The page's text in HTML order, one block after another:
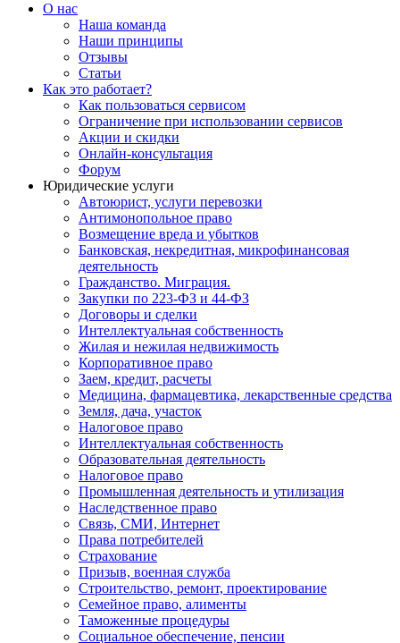
О нас
Наша команда
Наши принципы
Отзывы
Статьи
Как это работает?
Как пользоваться сервисом
Ограничение при использовании сервисов
Акции и скидки
Онлайн-консультация
Форум
Юридические услуги
Автоюрист, услуги перевозки
Антимонопольное право
Возмещение вреда и убытков
Банковская, некредитная, микрофинансовая
деятельность
Гражданство. Миграция.
Закупки по 223-ФЗ и 44-ФЗ
Договоры и сделки
Интеллектуальная собственность
Жилая и нежилая недвижимость
Корпоративное право
Заем, кредит, расчеты
Медицина, фармацевтика, лекарственные средства
Земля, дача, участок
Налоговое право
Интеллектуальная собственность
Образовательная деятельность
Налоговое право
Промышленная деятельность и утилизация
Наследственное право
Связь, СМИ, Интернет
Права потребителей
Страхование
Призыв, военная служба
Строительство, ремонт, проектирование
Семейное право, алименты
Таможенные процедуры
Социальное обеспечение, пенсии